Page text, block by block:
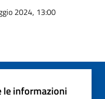
2024, 13:00
le informazioni